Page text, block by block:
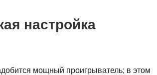
настройка
мощный проигрыватель; в этом